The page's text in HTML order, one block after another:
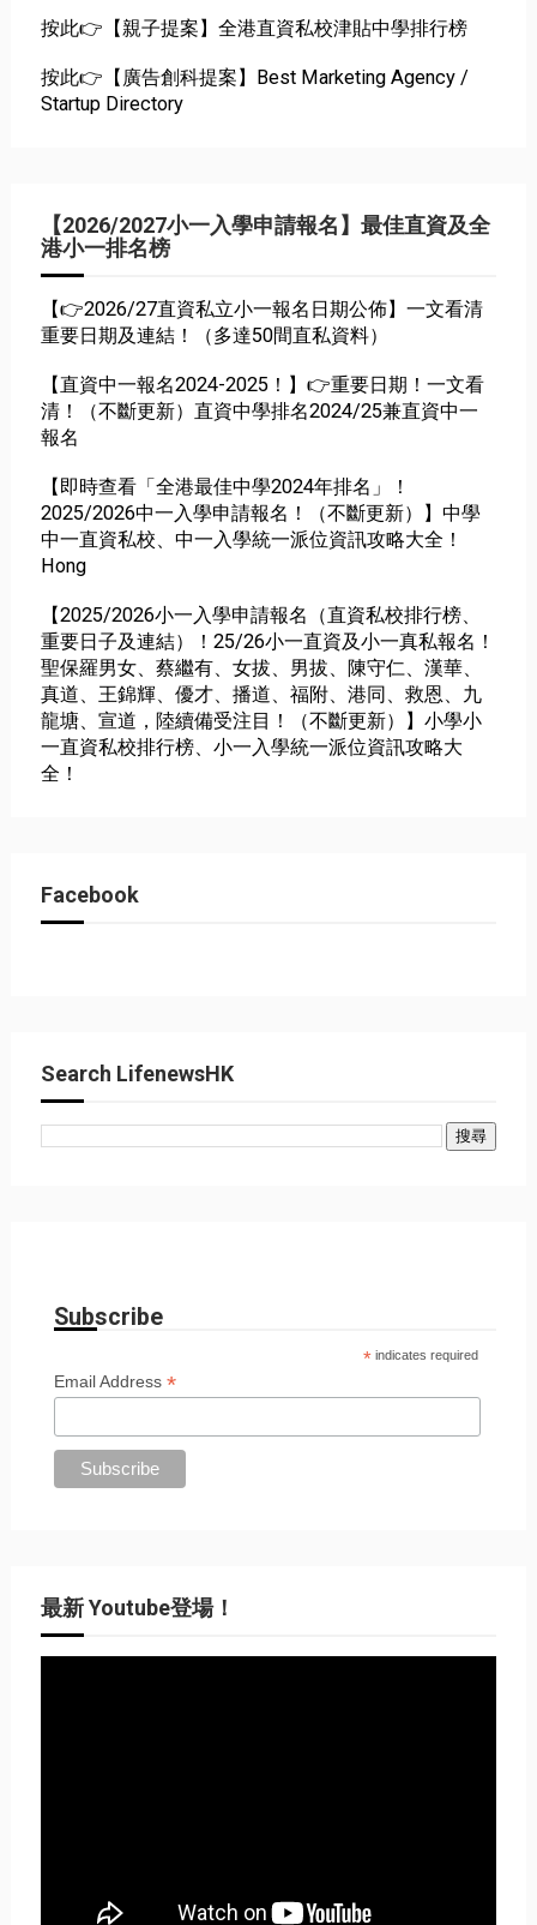
按此👉【親子提案】全港直資私校津貼中學排行榜
按此👉【廣告創科提案】Best Marketing Agency /
Startup Directory
【2026/2027小一入學申請報名】最佳直資及全
港小一排名榜
【👉2026/27直資私立小一報名日期公佈】一文看清
重要日期及連結！（多達50間直私資料）
【直資中一報名2024-2025！】👉重要日期！一文看
清！（不斷更新）直資中學排名2024/25兼直資中一
報名
【即時查看「全港最佳中學2024年排名」！
2025/2026中一入學申請報名！（不斷更新）】中學
中一直資私校、中一入學統一派位資訊攻略大全！
Hong
【2025/2026小一入學申請報名（直資私校排行榜、
重要日子及連結）！25/26小一直資及小一真私報名！
聖保羅男女、蔡繼有、女拔、男拔、陳守仁、漢華、
真道、王錦輝、優才、播道、福附、港同、救恩、九
龍塘、宣道，陸續備受注目！（不斷更新）】小學小
一直資私校排行榜、小一入學統一派位資訊攻略大
全！
Facebook
Search LifenewsHK
Subscribe
* indicates required
Email Address*
最新 Youtube登場！